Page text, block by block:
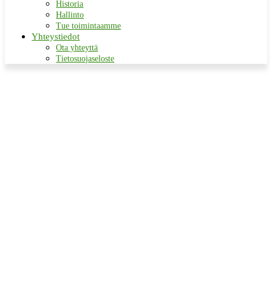
Historia
Hallinto
Tue toimintaamme
Yhteystiedot
Ota yhteyttä
Tietosuojaseloste